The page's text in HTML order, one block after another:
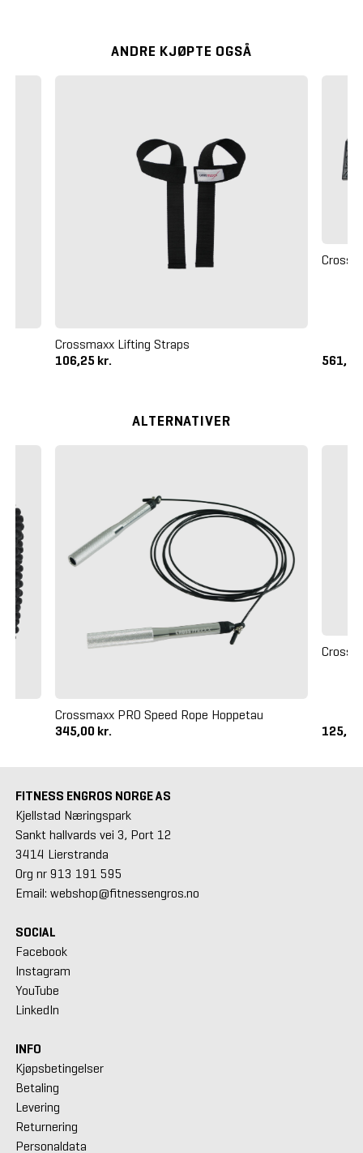
ANDRE KJØPTE OGSÅ
Crossmaxx Lifting Straps
106,25 kr.
ALTERNATIVER
Crossmaxx PRO Speed Rope Hoppetau
345,00 kr.
FITNESS ENGROS NORGE AS
Kjellstad Næringspark
Sankt hallvards vei 3, Port 12
3414 Lierstranda
Org nr 913 191 595
Email: webshop@fitnessengros.no
SOCIAL
Facebook
Instagram
YouTube
LinkedIn
INFO
Kjøpsbetingelser
Betaling
Levering
Returnering
Personaldata